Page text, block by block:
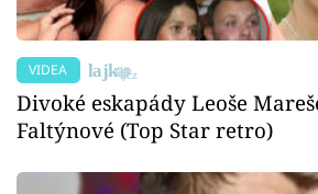
VIDEA
Divoké eskapády Leoše
Faltýnové (Top Star retro)